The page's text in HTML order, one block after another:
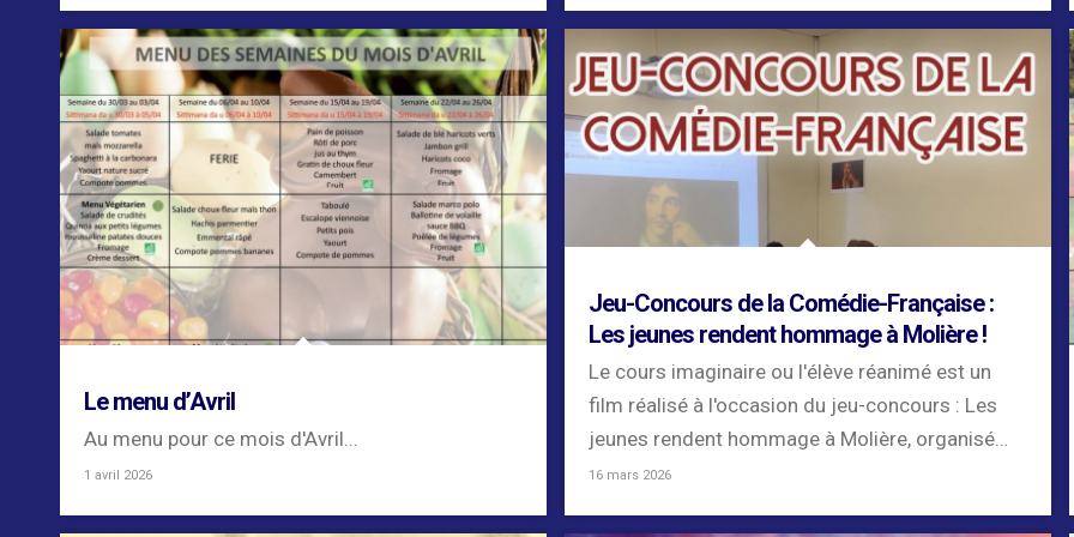
Le menu d’Avril
Au menu pour ce mois d'Avril...
1 avril 2026
Jeu-Concours de la Comédie-Française :
Les jeunes rendent hommage à Molière !
Le cours imaginaire ou l'élève réanimé est un
film réalisé à l'occasion du jeu-concours : Les
jeunes rendent hommage à Molière, organisé
par...
16 mars 2026